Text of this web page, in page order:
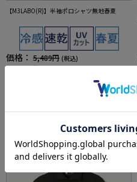
【M3LABO(R)】半袖ポロシャツ無地春夏
価格： 5,489円 (税込)
29%off